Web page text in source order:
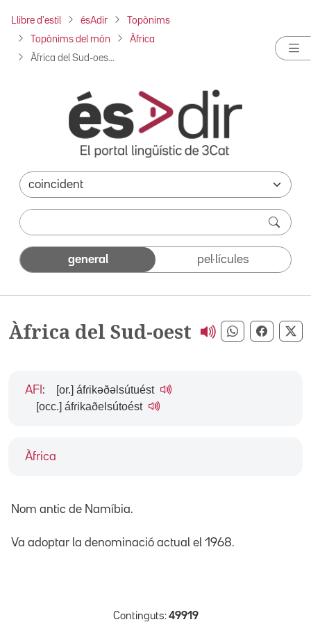
Llibre d'estil ésAdir Topònims
Topònims del món Àfrica
Àfrica del Sud-oes...
general pel·lícules
Àfrica del Sud-oest Compartir
Àfrica
AFI :
[or.] áfɾikəðəlsútuést
[occ.] áfɾikaðelsútoést
Nom antic de Namíbia.
Va adoptar la denominació actual el 1968.
Continguts: 49919